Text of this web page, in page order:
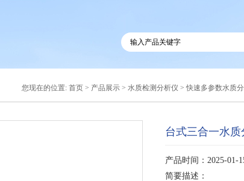
您现在的位置: 首页 > 产品展示 > 水质检测分析仪 >快速多参数水质
台式三合一水质
产品时间：2025-01-
简要描述：